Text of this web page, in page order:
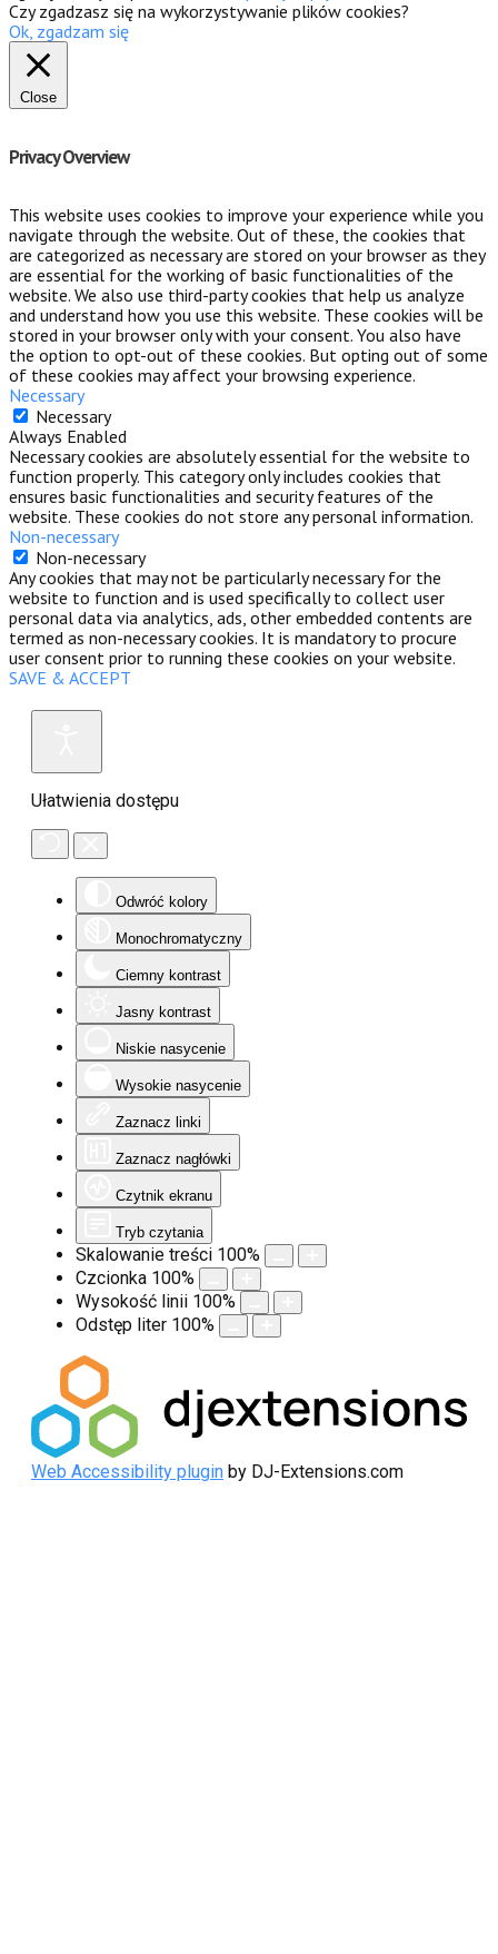
Czy zgadzasz się na wykorzystywanie plików cookies?
Ok, zgadzam się
Close
Privacy Overview
This website uses cookies to improve your experience while you
navigate through the website. Out of these, the cookies that
are categorized as necessary are stored on your browser as they
are essential for the working of basic functionalities of the
website. We also use third-party cookies that help us analyze
and understand how you use this website. These cookies will be
stored in your browser only with your consent. You also have
the option to opt-out of these cookies. But opting out of some
of these cookies may affect your browsing experience.
Necessary
Necessary
Always Enabled
Necessary cookies are absolutely essential for the website to
function properly. This category only includes cookies that
ensures basic functionalities and security features of the
website. These cookies do not store any personal information.
Non-necessary
Non-necessary
Any cookies that may not be particularly necessary for the
website to function and is used specifically to collect user
personal data via analytics, ads, other embedded contents are
termed as non-necessary cookies. It is mandatory to procure
user consent prior to running these cookies on your website.
SAVE & ACCEPT
Ułatwienia dostępu
Odwróć kolory
Monochromatyczny
Ciemny kontrast
Jasny kontrast
Niskie nasycenie
Wysokie nasycenie
Zaznacz linki
Zaznacz nagłówki
Czytnik ekranu
Tryb czytania
Skalowanie treści 100%
Czcionka 100%
Wysokość linii 100%
Odstęp liter 100%
Web Accessibility plugin by DJ-Extensions.com